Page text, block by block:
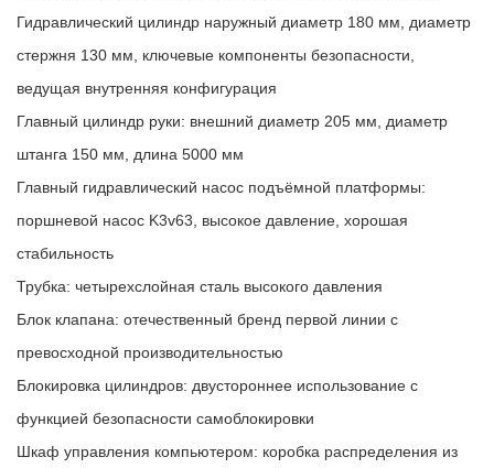
Гидравлический цилиндр наружный диаметр 180 мм, диаметр
стержня 130 мм, ключевые компоненты безопасности,
ведущая внутренняя конфигурация
Главный цилиндр руки: внешний диаметр 205 мм, диаметр
штанга 150 мм, длина 5000 мм
Главный гидравлический насос подъёмной платформы:
поршневой насос K3v63, высокое давление, хорошая
стабильность
Трубка: четырехслойная сталь высокого давления
Блок клапана: отечественный бренд первой линии с
превосходной производительностью
Блокировка цилиндров: двустороннее использование с
функцией безопасности самоблокировки
Шкаф управления компьютером: коробка распределения из